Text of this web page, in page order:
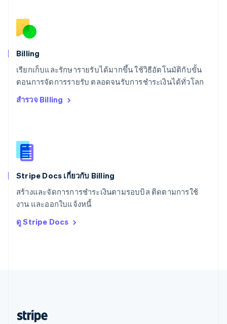
Billing
เรียกเก็บและรักษารายรับได้มากขึ้น ใช้วิธีอัตโนมัติกับขั้น
ตอนการจัดการรายรับ ตลอดจนรับการชำระเงินได้ทั่วโลก
สำรวจ Billing
Stripe Docs เกี่ยวกับ Billing
สร้างและจัดการการชำระเงินตามรอบบิล ติดตามการใช้
งาน และออกใบแจ้งหนี้
ดู Stripe Docs
สวิตเซอร์แลนด์
Deutsch
สวีเดน
Svenska
สหรัฐอเมริกา
EnglishEspañol简体中文
English
English
สิงคโปร์
ออสเตรเลีย
ออสเตรีย
DeutschEnglish
ItalianoEnglish